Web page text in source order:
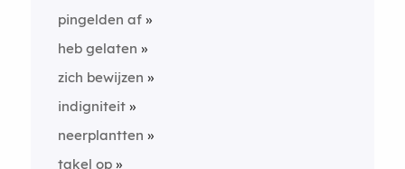
pingelden af
heb gelaten
zich bewijzen
indigniteit
neerplantten
takel op